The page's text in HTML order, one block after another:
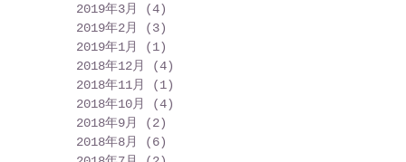
2019年3月
(4)
2019年2月
(3)
2019年1月
(1)
2018年12月
(4)
2018年11月
(1)
2018年10月
(4)
2018年9月
(2)
2018年8月
(6)